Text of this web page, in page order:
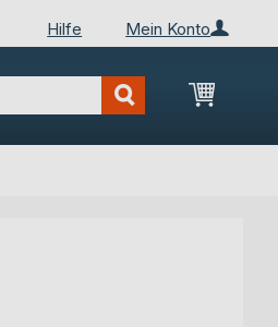
Mein Konto
Hilfe
Mein